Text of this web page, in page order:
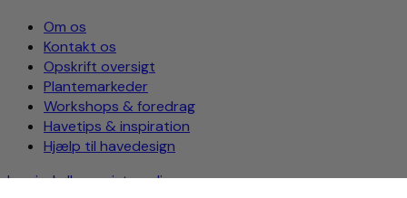
Om os
Kontakt os
Opskrift oversigt
Plantemarkeder
Workshops & foredrag
Havetips & inspiration
Hjælp til havedesign
Log ind eller registrer dig